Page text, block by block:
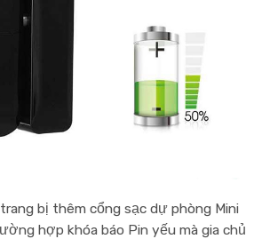
bị thêm cổng sạc dự phòng Mini
hợp khóa báo Pin yếu mà gia chủ